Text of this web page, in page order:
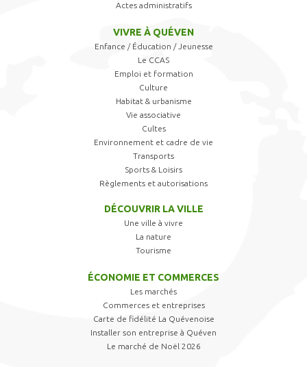
Actes administratifs
VIVRE À QUÉVEN
Enfance / Éducation / Jeunesse
Le CCAS
Emploi et formation
Culture
Habitat & urbanisme
Vie associative
Cultes
Environnement et cadre de vie
Transports
Sports & Loisirs
Règlements et autorisations
DÉCOUVRIR LA VILLE
Une ville à vivre
La nature
Tourisme
ÉCONOMIE ET COMMERCES
Les marchés
Commerces et entreprises
Carte de fidélité La Quévenoise
Installer son entreprise à Quéven
Le marché de Noël 2026